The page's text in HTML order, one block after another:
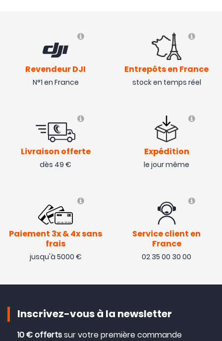
Pas encore utilisé, mais je sais que c’est un très bon
GPS. 👍
( 05/11/23 )
Revendeur DJI
N°1 en France
Entrepôts en France
stock en temps réel
Livraison offerte
dès 49 €
Expédition
le jour même
Paiement 3x & 4x sans
frais
jusqu'à 5000 €
Service client en
France
02 35 00 30 00
Inscrivez-vous à la newsletter
10 € offertssur votre première commande